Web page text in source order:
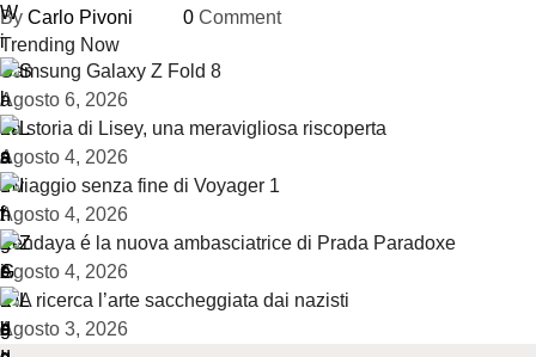
By Carlo Pivoni 0 Comment
Trending Now
Samsung Galaxy Z Fold 8
Agosto 6, 2026
La storia di Lisey, una meravigliosa riscoperta
Agosto 4, 2026
Il viaggio senza fine di Voyager 1
Agosto 4, 2026
Zendaya é la nuova ambasciatrice di Prada Paradoxe
Agosto 4, 2026
L’IA ricerca l’arte saccheggiata dai nazisti
Agosto 3, 2026